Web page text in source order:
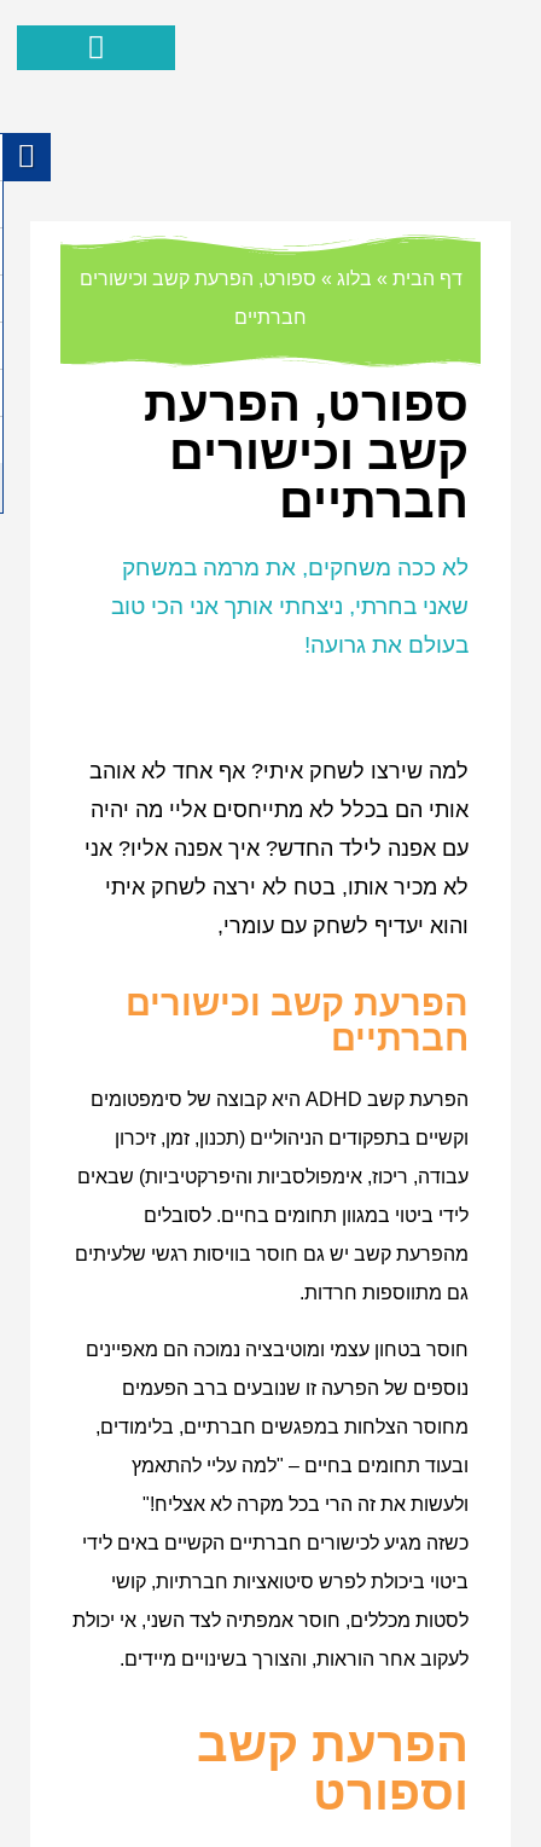
דף הבית » בלוג » ספורט, הפרעת קשב וכישורים
חברתיים
ספורט, הפרעת
קשב וכישורים
חברתיים
לא ככה משחקים, את מרמה במשחק
שאני בחרתי, ניצחתי אותך אני הכי טוב
בעולם את גרועה!
למה שירצו לשחק איתי? אף אחד לא אוהב
אותי הם בכלל לא מתייחסים אליי מה יהיה
עם אפנה לילד החדש? איך אפנה אליו? אני
לא מכיר אותו, בטח לא ירצה לשחק איתי
והוא יעדיף לשחק עם עומרי,
הפרעת קשב וכישורים
חברתיים
הפרעת קשב ADHD היא קבוצה של סימפטומים
וקשיים בתפקודים הניהוליים (תכנון, זמן, זיכרון
עבודה, ריכוז, אימפולסביות והיפרקטיביות) שבאים
לידי ביטוי במגוון תחומים בחיים. לסובלים
מהפרעת קשב יש גם חוסר בוויסות רגשי שלעיתים
גם מתווספות חרדות.
חוסר בטחון עצמי ומוטיבציה נמוכה הם מאפיינים
נוספים של הפרעה זו שנובעים ברב הפעמים
מחוסר הצלחות במפגשים חברתיים, בלימודים,
ובעוד תחומים בחיים – "למה עליי להתאמץ
ולעשות את זה הרי בכל מקרה לא אצליח!"
כשזה מגיע לכישורים חברתיים הקשיים באים לידי
ביטוי ביכולת לפרש סיטואציות חברתיות, קושי
לסטות מכללים, חוסר אמפתיה לצד השני, אי יכולת
לעקוב אחר הוראות, והצורך בשינויים מיידים.
הפרעת קשב
וספורט